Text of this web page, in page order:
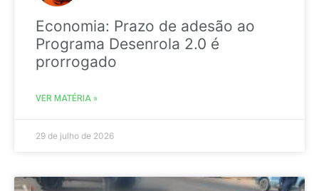
Economia: Prazo de adesão ao
Programa Desenrola 2.0 é
prorrogado
VER MATÉRIA »
29 de julho de 2026